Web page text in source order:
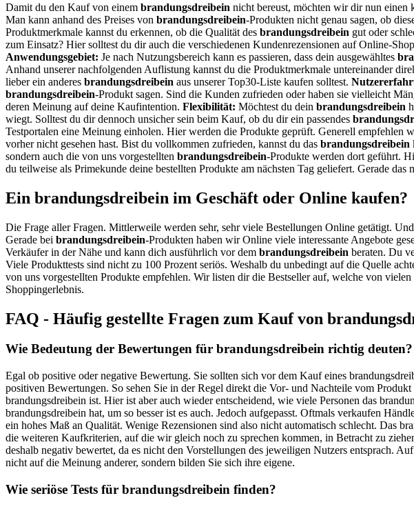
Damit du den Kauf von einem brandungsdreibein nicht bereust, möchten wir dir nun
Man kann anhand des Preises von brandungsdreibein-Produkten nicht genau sagen, ob
Produktmerkmale kannst du erkennen, ob die Qualität des brandungsdreibein gut oder
zum Einsatz? Hier solltest du dir auch die verschiedenen Kundenrezensionen auf Online-
Anwendungsgebiet: Je nach Nutzungsbereich kann es passieren, dass dein ausgewähltes
Anhand unserer nachfolgenden Auflistung kannst du die Produktmerkmale untereinander
lieber ein anderes brandungsdreibein aus unserer Top30-Liste kaufen solltest.
brandungsdreibein-Produkt sagen. Sind die Kunden zufrieden oder haben sie vielleicht
deren Meinung auf deine Kaufintention. Flexibilität: Möchtest du dein brandungsdreibein
wiegt. Solltest du dir dennoch unsicher sein beim Kauf, ob du dir ein passendes
Testportalen eine Meinung einholen. Hier werden die Produkte geprüft. Generell empfehlen
vorher nicht gesehen hast. Bist du vollkommen zufrieden, kannst du das brandungsdreibein
sondern auch die von uns vorgestellten brandungsdreibein-Produkte werden dort geführt.
du teilweise als Primekunde deine bestellten Produkte am nächsten Tag geliefert. Gerade das
Ein brandungsdreibein im Geschäft oder Online kaufen?
Die Frage aller Fragen. Mittlerweile werden sehr, sehr viele Bestellungen Online getätigt.
Gerade bei brandungsdreibein-Produkten haben wir Online viele interessante Angebote
Verkäufer in der Nähe und kann dich ausführlich vor dem brandungsdreibein beraten. Du
Viele Produkttests sind nicht zu 100 Prozent seriös. Weshalb du unbedingt auf die Quelle
von uns vorgestellten Produkte empfehlen. Wir listen dir die Bestseller auf, welche von
Shoppingerlebnis.
FAQ - Häufig gestellte Fragen zum Kauf von
Wie Bedeutung der Bewertungen für brandungsdreibein richtig deuten?
Egal ob positive oder negative Bewertung. Sie sollten sich vor dem Kauf eines
positiven Bewertungen. So sehen Sie in der Regel direkt die Vor- und Nachteile vom
brandungsdreibein ist. Hier ist aber auch wieder entscheidend, wie viele Personen das
brandungsdreibein hat, um so besser ist es auch. Jedoch aufgepasst. Oftmals verkaufen
ein hohes Maß an Qualität. Wenige Rezensionen sind also nicht automatisch schlecht. Das
die weiteren Kaufkriterien, auf die wir gleich noch zu sprechen kommen, in Betracht zu
deshalb negativ bewertet, da es nicht den Vorstellungen des jeweiligen Nutzers entsprach.
nicht auf die Meinung anderer, sondern bilden Sie sich ihre eigene.
Wie seriöse Tests für brandungsdreibein finden?